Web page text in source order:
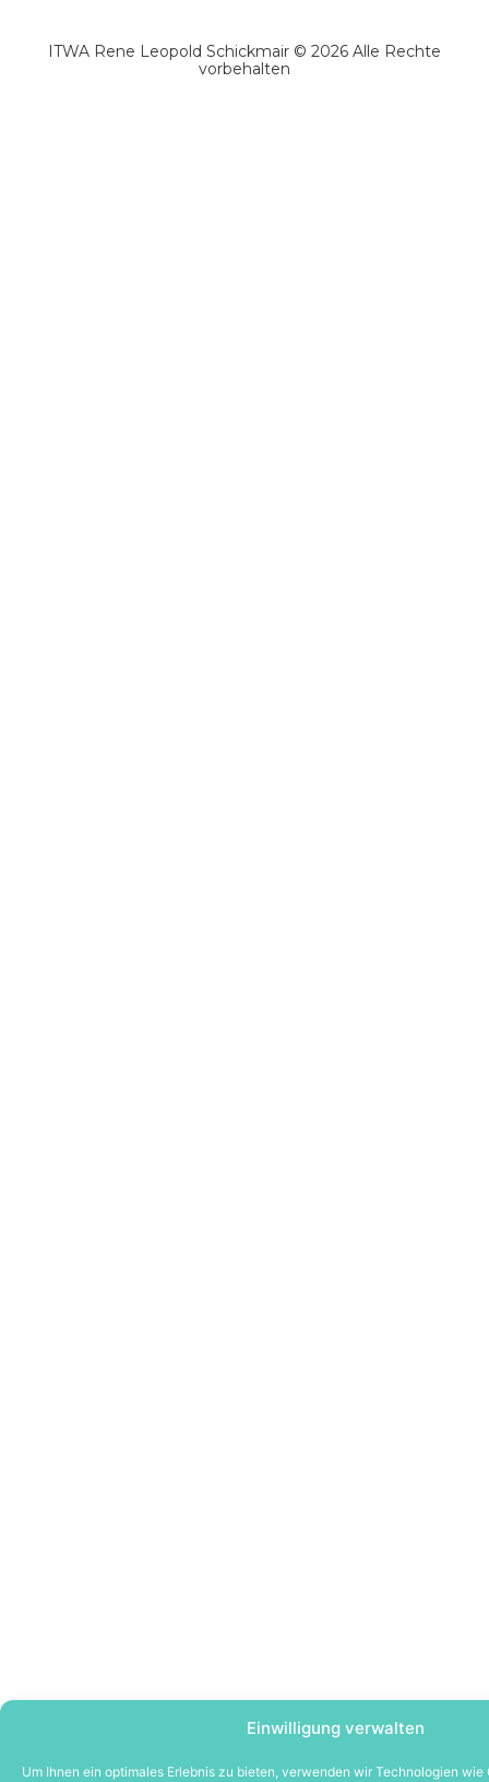
Einwilligung verwalten
Um Ihnen ein optimales Erlebnis zu bieten, verwenden wir Technologien wie
ITWA Rene Leopold Schickmair © 2026 Alle Rechte
vorbehalten